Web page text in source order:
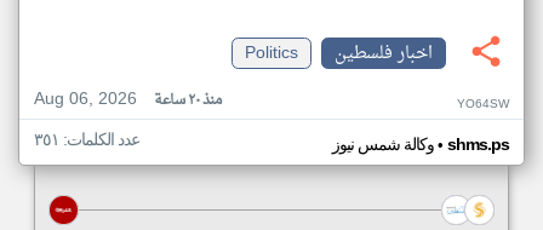
اخبار فلسطين
Politics
Aug 06, 2026
منذ ٢٠ ساعة YO64SW
وكالة شمس نيوز• shms.ps عدد الكلمات: ٣٥١